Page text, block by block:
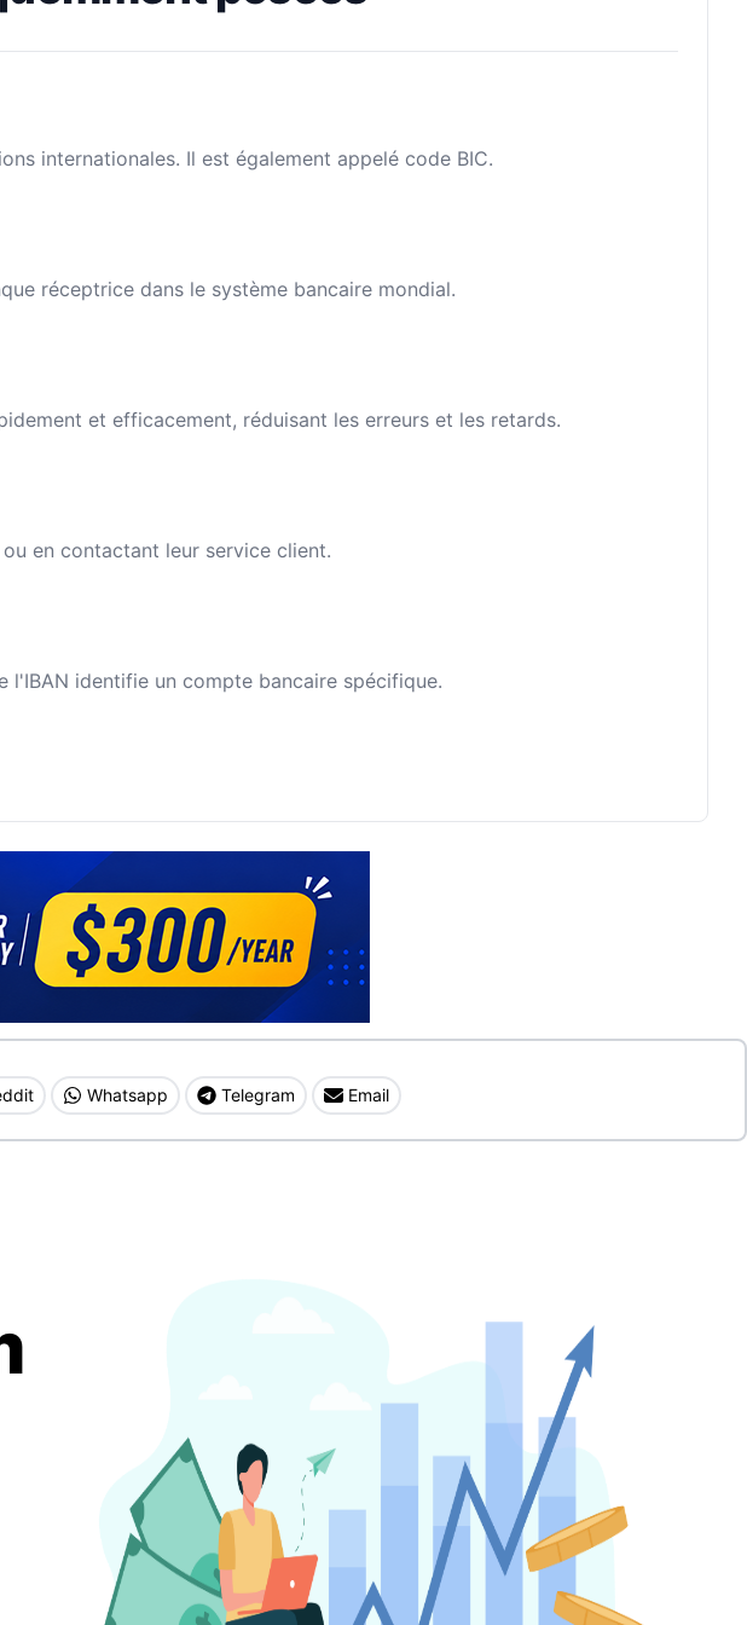
internationales. Il est également appelé code BIC.
réceptrice dans le système bancaire mondial.
et efficacement, réduisant les erreurs et les retards.
en contactant leur service client.
l'IBAN identifie un compte bancaire spécifique.
Whatsapp Telegram Email